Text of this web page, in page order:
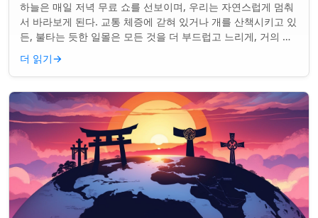
하늘은 매일 저녁 무료 쇼를 선보이며, 우리는 자연스럽게 멈춰
서 바라보게 된다. 교통 체증에 갇혀 있거나 개를 산책시키고 있
든, 불타는 듯한 일몰은 모든 것을 더 부드럽고 느리게, 거의 신
성하게 느끼게 만든다. 하지...
더 읽기→